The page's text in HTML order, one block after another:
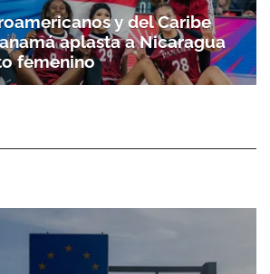
y del Caribe
aplasta a Nicaragua
femenino